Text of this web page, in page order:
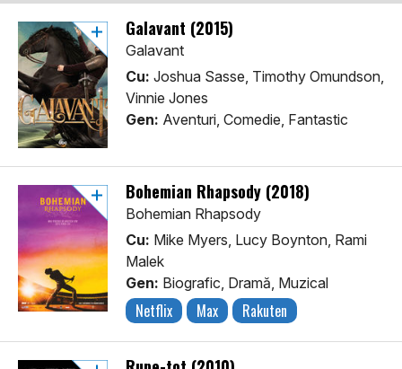
Galavant (2015)
Galavant
Cu: Joshua Sasse, Timothy Omundson,
Vinnie Jones
Gen: Aventuri, Comedie, Fantastic
Bohemian Rhapsody (2018)
Bohemian Rhapsody
Cu: Mike Myers, Lucy Boynton, Rami
Malek
Gen: Biografic, Dramă, Muzical
Netflix Max Rakuten